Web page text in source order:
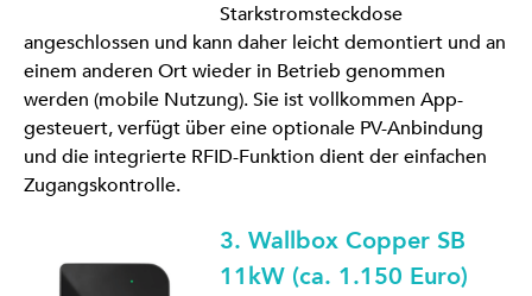
Starkstromsteckdose
angeschlossen und kann daher leicht demontiert und an
einem anderen Ort wieder in Betrieb genommen
werden (mobile Nutzung). Sie ist vollkommen App-
gesteuert, verfügt über eine optionale PV-Anbindung
und die integrierte RFID-Funktion dient der einfachen
Zugangskontrolle.
3. Wallbox Copper SB
11kW (ca. 1.150 Euro)